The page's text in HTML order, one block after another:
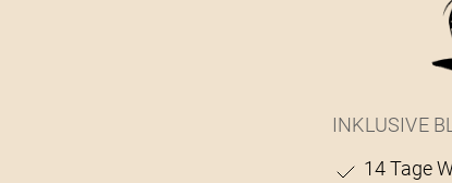
INKLUSIVE
14 Tage